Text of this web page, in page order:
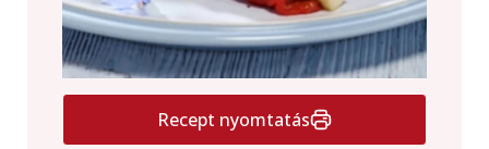
Recept nyomtatás